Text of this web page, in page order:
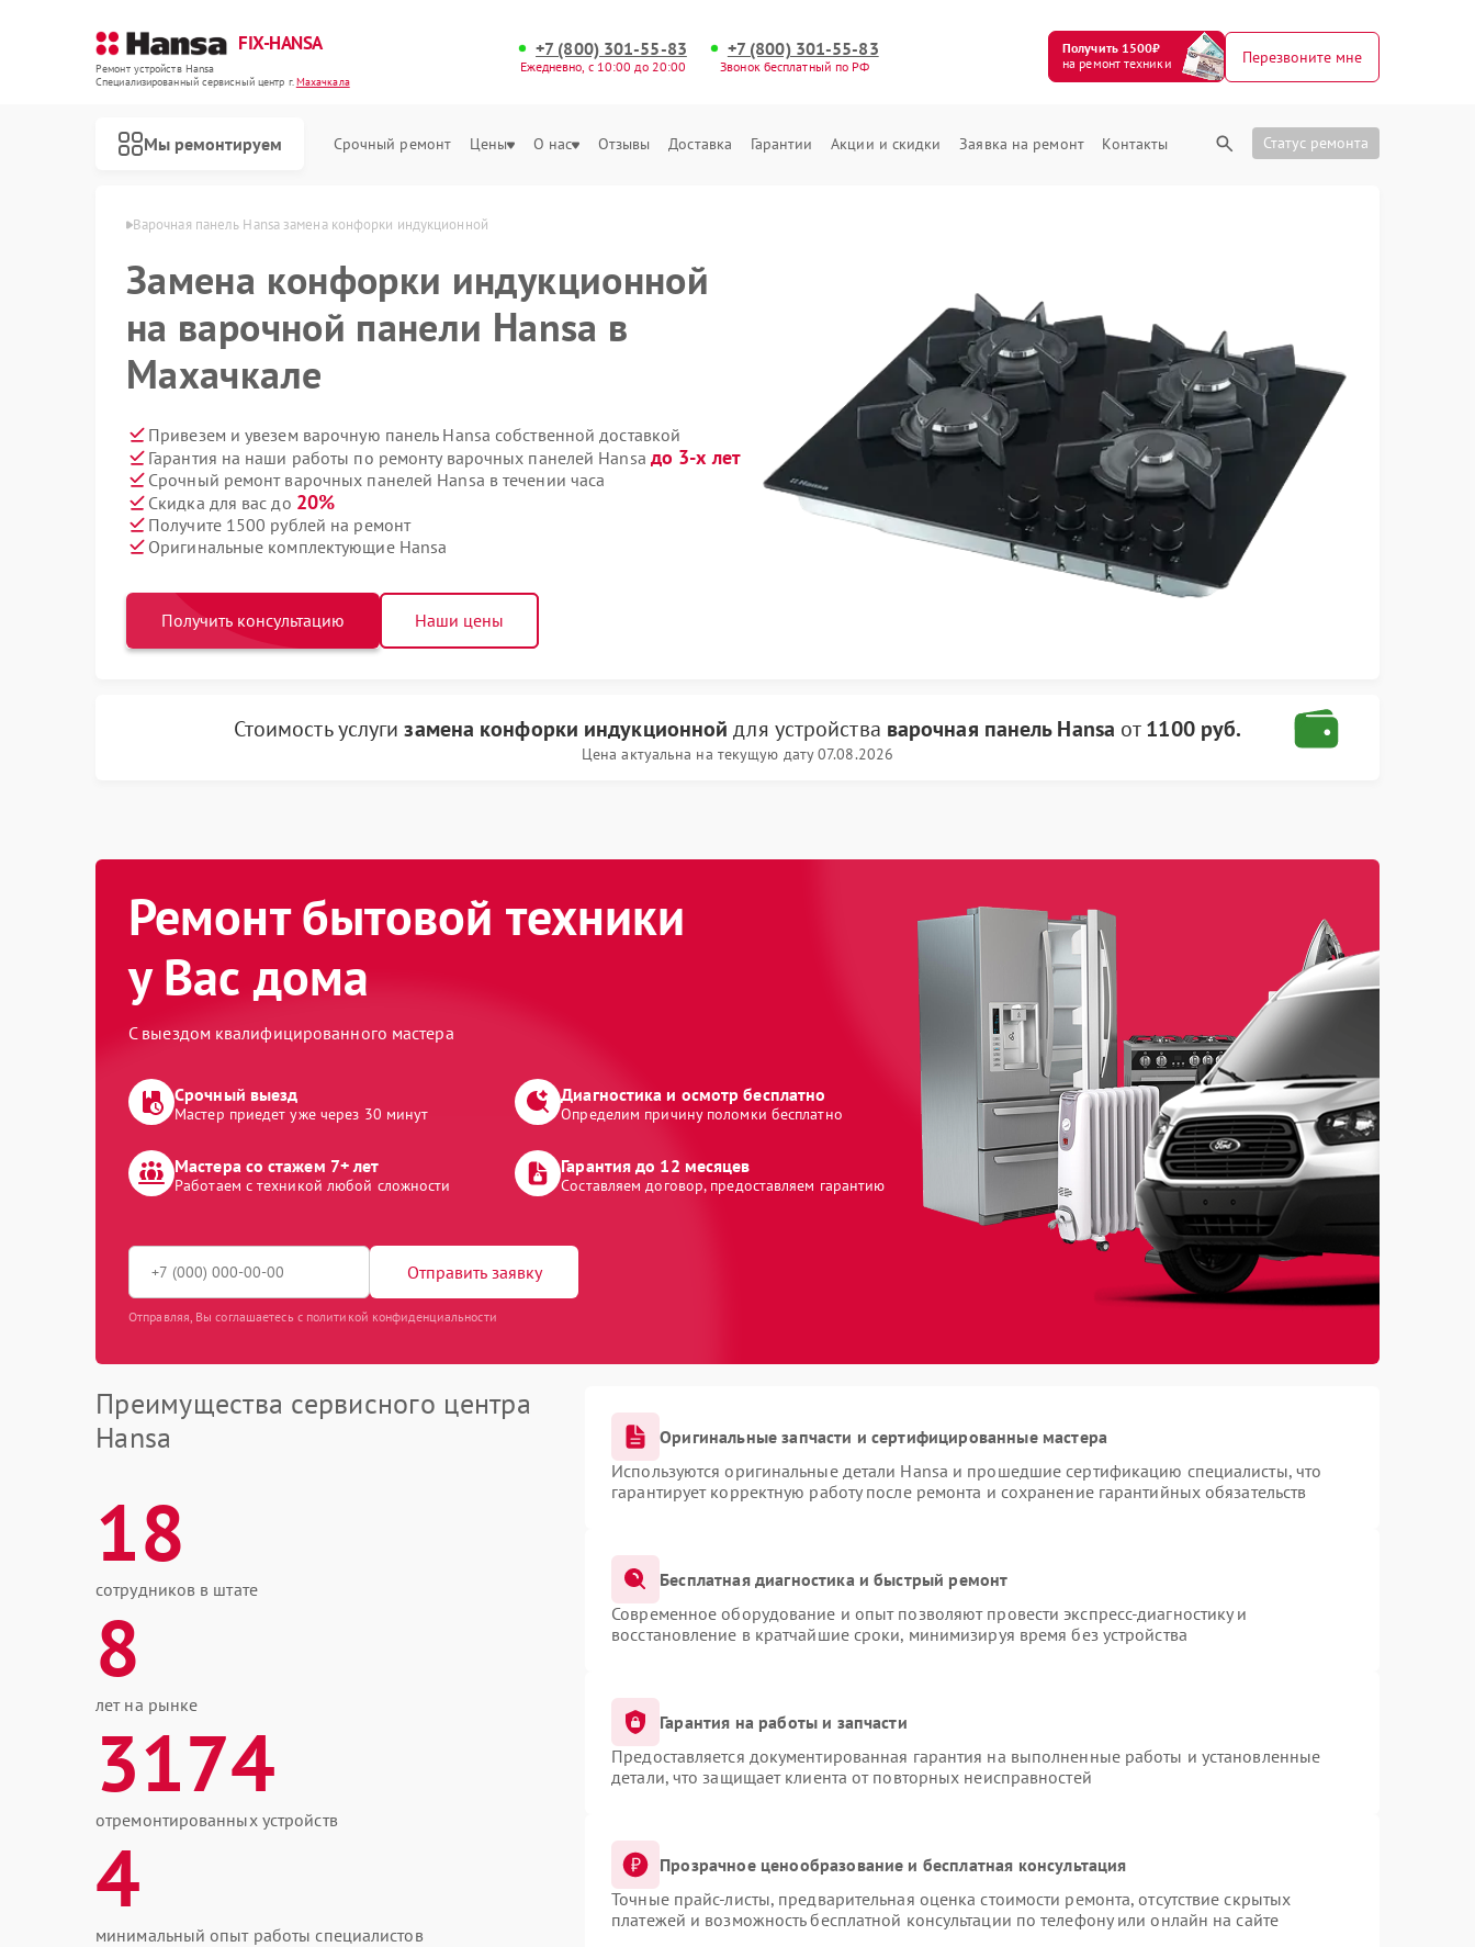
FIX-HANSA
Ремонт устройств Hansa
Специализированный cервисный центр г.Махачкала
+7 (800) 301-55-83
Ежедневно, с 10:00 до 20:00
+7 (800) 301-55-83
Звонок бесплатный по РФ
Получить 1500₽
на ремонт техники
Перезвоните мне
Мы ремонтируем Срочный ремонт Цены О нас Отзывы Доставка Гарантии Акции и скидки Заявка на ремонт Контакты Статус ремонта
Варочная панель Hansa замена конфорки индукционной
Замена конфорки индукционной
на варочной панели Hansa в
Махачкале
Привезем и увезем варочную панель Hansa собственной доставкой
Гарантия на наши работы по ремонту варочных панелей Hansa до 3-х лет
Срочный ремонт варочных панелей Hansa в течении часа
Скидка для вас до 20%
Получите 1500 рублей на ремонт
Оригинальные комплектующие Hansa
Получить консультацию Наши цены
Стоимость услугизамена конфорки индукционной для устройства варочная панель Hansa от1100 руб.
Цена актуальна на текущую дату 07.08.2026
Ремонт бытовой техники
у Вас дома
С выездом квалифицированного мастера
Срочный выезд
Мастер приедет уже через 30 минут
Диагностика и осмотр бесплатно
Определим причину поломки бесплатно
Мастера со стажем 7+ лет
Работаем с техникой любой сложности
Гарантия до 12 месяцев
Составляем договор, предоставляем гарантию
Отправить заявку
Отправляя, Вы соглашаетесь с политикой конфиденциальности
Преимущества сервисного центра
Hansa
18
сотрудников в штате
8
лет на рынке
3174
отремонтированных устройств
4
минимальный опыт работы специалистов
Оригинальные запчасти и сертифицированные мастера
Используются оригинальные детали Hansa и прошедшие сертификацию специалисты, что
гарантирует корректную работу после ремонта и сохранение гарантийных обязательств
Бесплатная диагностика и быстрый ремонт
Современное оборудование и опыт позволяют провести экспресс-диагностику и
восстановление в кратчайшие сроки, минимизируя время без устройства
Гарантия на работы и запчасти
Предоставляется документированная гарантия на выполненные работы и установленные
детали, что защищает клиента от повторных неисправностей
Прозрачное ценообразование и бесплатная консультация
Точные прайс-листы, предварительная оценка стоимости ремонта, отсутствие скрытых
платежей и возможность бесплатной консультации по телефону или онлайн на сайте